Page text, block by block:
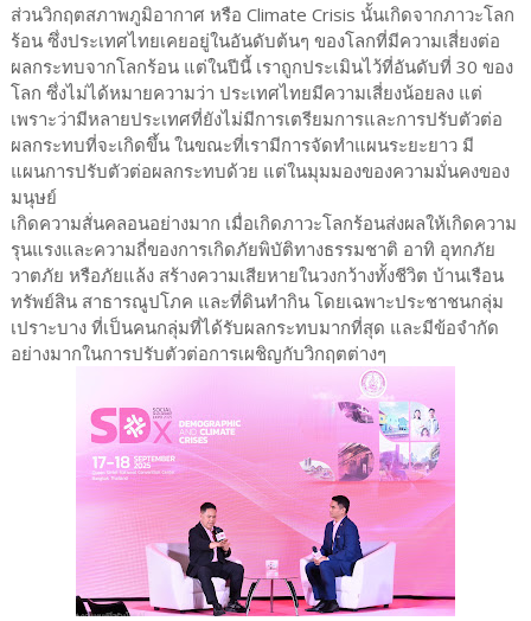
ส่วนวิกฤตสภาพภูมิอากาศ หรือ Climate Crisis นั้นเกิดจากภาวะโลก
ร้อน ซึ่งประเทศไทยเคยอยู่ในอันดับต้นๆ ของโลกที่มีความเสี่ยงต่อ
ผลกระทบจากโลกร้อน แต่ในปีนี้ เราถูกประเมินไว้ที่อันดับที่ 30 ของ
โลก ซึ่งไม่ได้หมายความว่า ประเทศไทยมีความเสี่ยงน้อยลง แต่
เพราะว่ามีหลายประเทศที่ยังไม่มีการเตรียมการและการปรับตัวต่อ
ผลกระทบที่จะเกิดขึ้น ในขณะที่เรามีการจัดทำแผนระยะยาว มี
แผนการปรับตัวต่อผลกระทบด้วย แต่ในมุมมองของความมั่นคงของ
มนุษย์
เกิดความสั่นคลอนอย่างมาก เมื่อเกิดภาวะโลกร้อนส่งผลให้เกิดความ
รุนแรงและความถี่ของการเกิดภัยพิบัติทางธรรมชาติ อาทิ อุทกภัย
วาตภัย หรือภัยแล้ง สร้างความเสียหายในวงกว้างทั้งชีวิต บ้านเรือน
ทรัพย์สิน สาธารณูปโภค และที่ดินทำกิน โดยเฉพาะประชาชนกลุ่ม
เปราะบาง ที่เป็นคนกลุ่มที่ได้รับผลกระทบมากที่สุด และมีข้อจำกัด
อย่างมากในการปรับตัวต่อการเผชิญกับวิกฤตต่างๆ